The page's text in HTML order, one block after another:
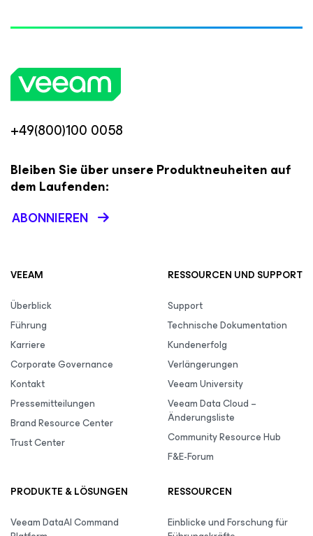
+49(800)100 0058
Bleiben Sie über unsere Produktneuheiten auf
dem Laufenden:
ABONNIEREN
VEEAM
Überblick
Führung
Karriere
Corporate Governance
Kontakt
Pressemitteilungen
Brand Resource Center
Trust Center
RESSOURCEN UND SUPPORT
Support
Technische Dokumentation
Kundenerfolg
Verlängerungen
Veeam University
Veeam Data Cloud –
Änderungsliste
Community Resource Hub
F&E-Forum
PRODUKTE & LÖSUNGEN
Veeam DataAI Command
RESSOURCEN
Einblicke und Forschung für